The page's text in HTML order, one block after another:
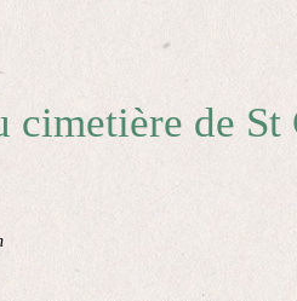
cimetière de